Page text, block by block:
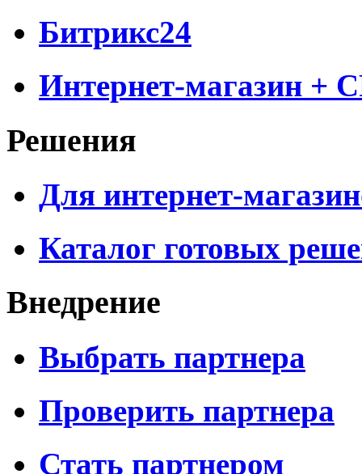
Битрикс24
Интернет-магазин +
Решения
Для интернет-
Каталог готовых
Внедрение
Выбрать партнера
Проверить партнера
Стать партнером